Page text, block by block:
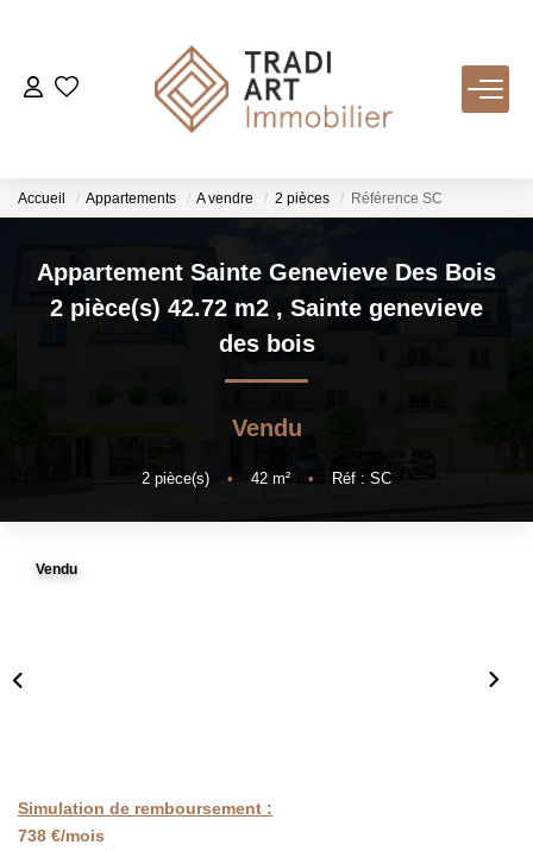
ACHETER
LOUER
VENDRE
Estimer
Biens Vendus
Accueil Appartements A vendre 2 pièces Référence SC
Appartement Sainte Genevieve Des Bois
2 pièce(s) 42.72 m2 , Sainte genevieve
des bois
Vendu
2 pièce(s) • 42 m² • Réf : SC
Vendu
Simulation de remboursement :
738 €/mois